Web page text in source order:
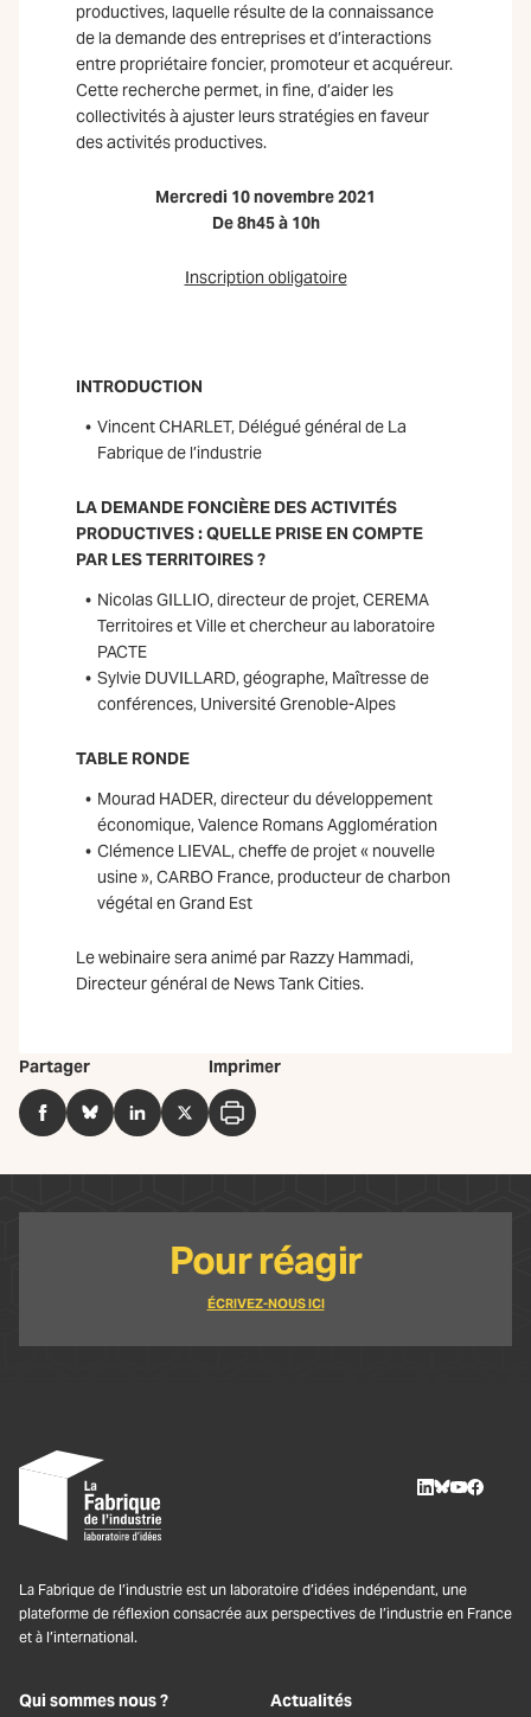
productives, laquelle résulte de la connaissance
de la demande des entreprises et d’interactions
entre propriétaire foncier, promoteur et acquéreur.
Cette recherche permet, in fine, d’aider les
collectivités à ajuster leurs stratégies en faveur
des activités productives.
Mercredi 10 novembre 2021
De 8h45 à 10h
Inscription obligatoire
INTRODUCTION
Vincent CHARLET, Délégué général de La
Fabrique de l’industrie
LA DEMANDE FONCIÈRE DES ACTIVITÉS
PRODUCTIVES : QUELLE PRISE EN COMPTE
PAR LES TERRITOIRES ?
Nicolas GILLIO, directeur de projet, CEREMA
Territoires et Ville et chercheur au laboratoire
PACTE
Sylvie DUVILLARD, géographe, Maîtresse de
conférences, Université Grenoble-Alpes
TABLE RONDE
Mourad HADER, directeur du développement
économique, Valence Romans Agglomération
Clémence LIEVAL, cheffe de projet « nouvelle
usine », CARBO France, producteur de charbon
végétal en Grand Est
Le webinaire sera animé par Razzy Hammadi,
Directeur général de News Tank Cities.
Partager
FacebookBlueSkyLinkedInTwitter
Imprimer
Imprimer
Pour réagir
ÉCRIVEZ-NOUS ICI
La Fabrique de l’industrie est un laboratoire d’idées indépendant, une
plateforme de réflexion consacrée aux perspectives de l’industrie en France
et à l’international.
Qui sommes nous ? Actualités